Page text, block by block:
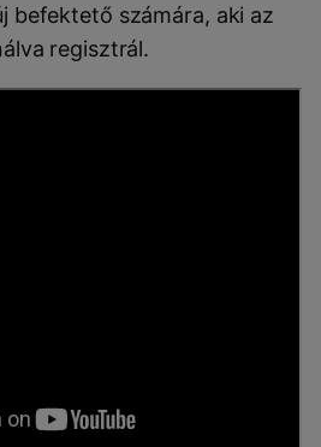
befektető számára, aki az
regisztrál.